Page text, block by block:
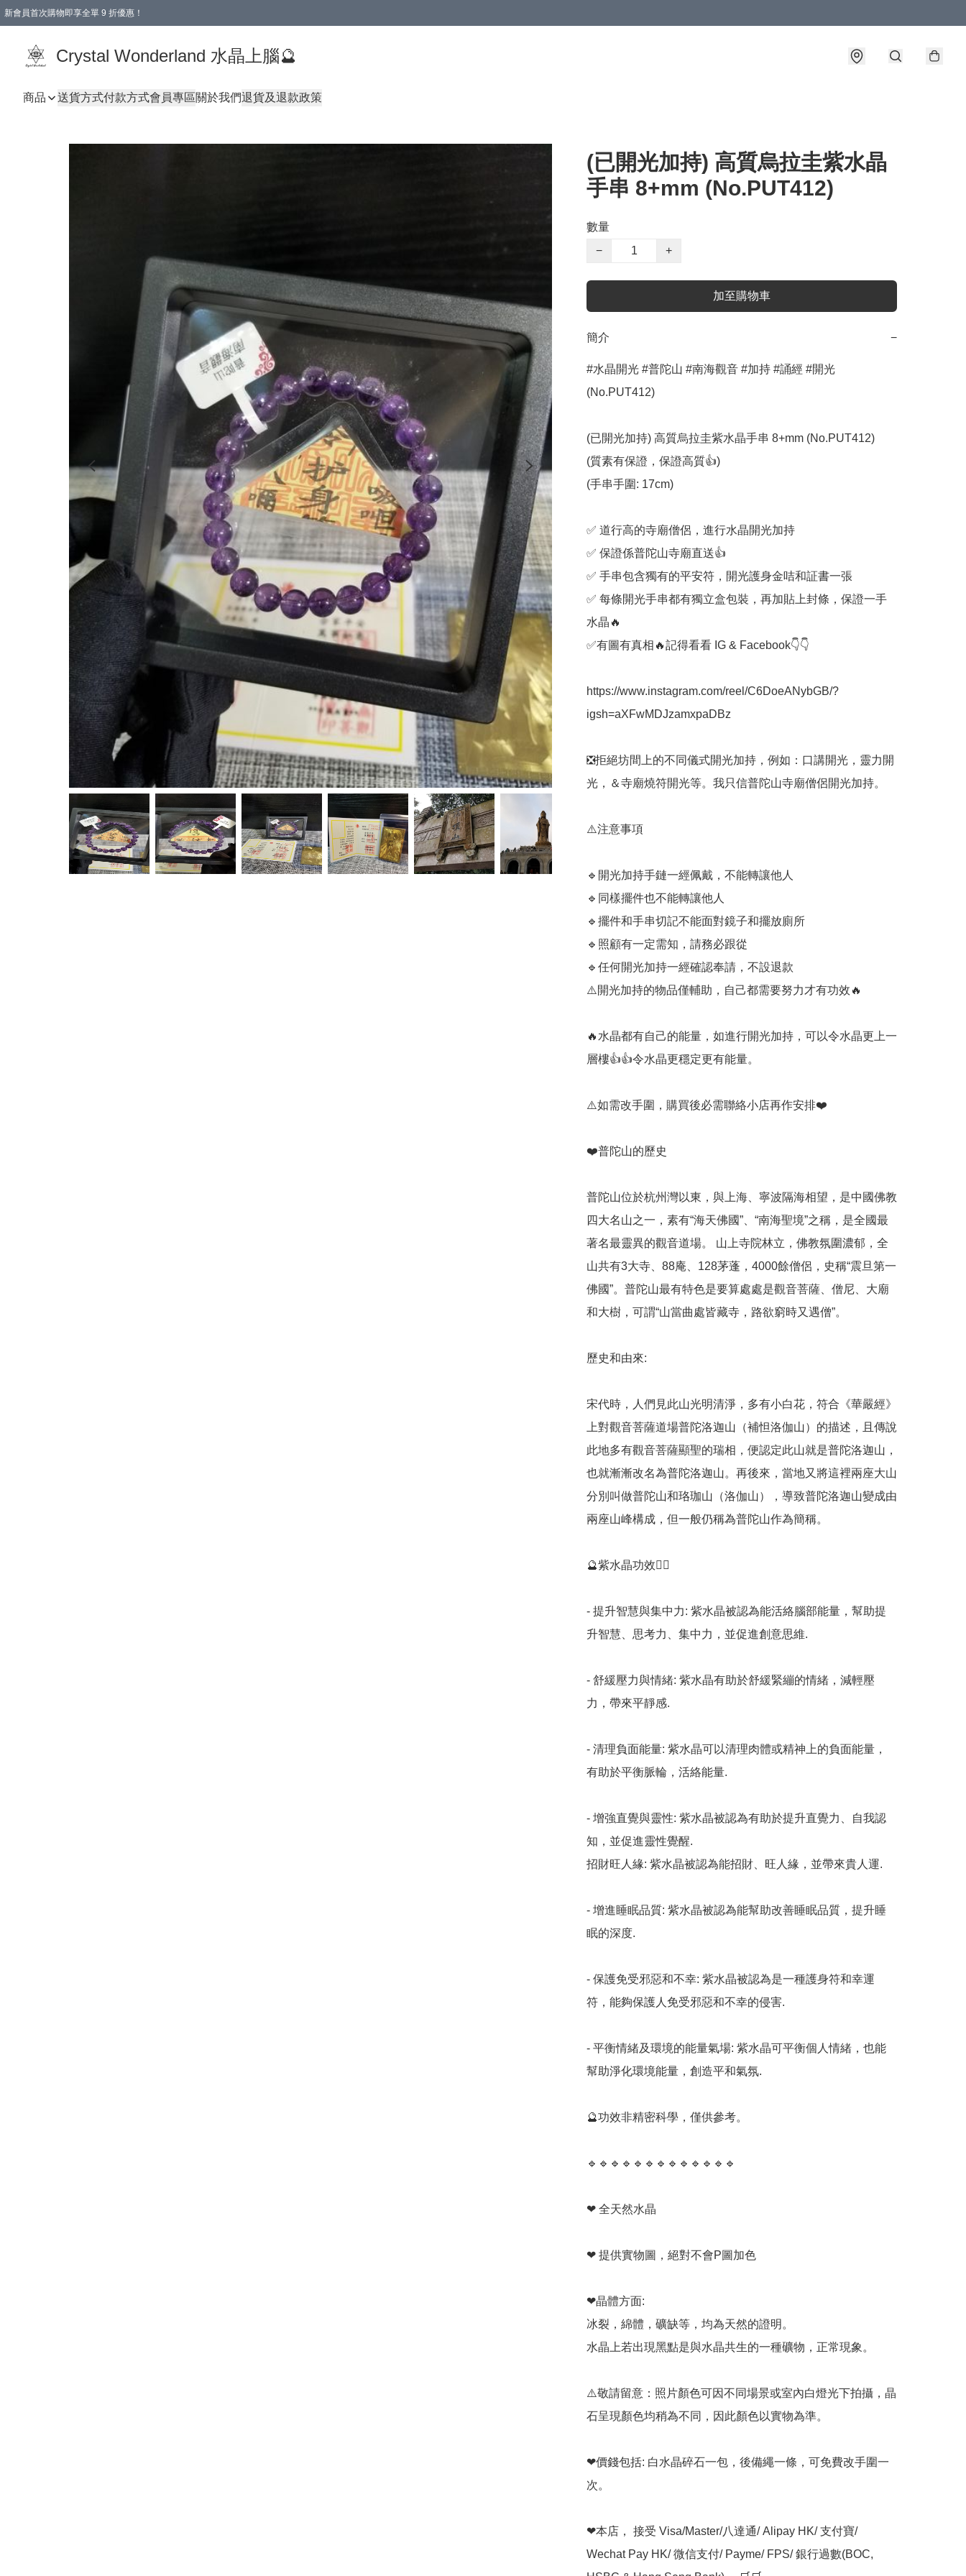
新會員首次購物即享全單 9 折優惠！
Crystal Wonderland 水晶上腦🔮
商品 送貨方式付款方式會員專區關於我們退貨及退款政策
(已開光加持) 高質烏拉圭紫水晶
手串 8+mm (No.PUT412)
數量
−
+
加至購物車
簡介 −
#水晶開光 #普陀山 #南海觀音 #加持 #誦經 #開光
(No.PUT412)
(已開光加持) 高質烏拉圭紫水晶手串 8+mm (No.PUT412)
(質素有保證，保證高質👍)
(手串手圍: 17cm)
✅️ 道行高的寺廟僧侶，進行水晶開光加持
✅️ 保證係普陀山寺廟直送👍
✅️ 手串包含獨有的平安符，開光護身金咭和証書一張
✅️ 每條開光手串都有獨立盒包裝，再加貼上封條，保證一手
水晶🔥
✅️有圖有真相🔥記得看看 IG & Facebook👇👇
https://www.instagram.com/reel/C6DoeANybGB/?
igsh=aXFwMDJzamxpaDBz
❎️拒絕坊間上的不同儀式開光加持，例如：口講開光，靈力開
光，＆寺廟燒符開光等。我只信普陀山寺廟僧侶開光加持。
⚠️注意事項
🔹️開光加持手鏈一經佩戴，不能轉讓他人
🔹️同樣擺件也不能轉讓他人
🔹️擺件和手串切記不能面對鏡子和擺放廁所
🔹️照顧有一定需知，請務必跟從
🔹️任何開光加持一經確認奉請，不設退款
⚠️開光加持的物品僅輔助，自己都需要努力才有功效🔥
🔥水晶都有自己的能量，如進行開光加持，可以令水晶更上一
層樓👍👍令水晶更穩定更有能量。
⚠️如需改手圍，購買後必需聯絡小店再作安排❤️
❤️普陀山的歷史
普陀山位於杭州灣以東，與上海、寧波隔海相望，是中國佛教
四大名山之一，素有“海天佛國”、“南海聖境”之稱，是全國最
著名最靈異的觀音道場。 山上寺院林立，佛教氛圍濃郁，全
山共有3大寺、88庵、128茅蓬，4000餘僧侶，史稱“震旦第一
佛國”。普陀山最有特色是要算處處是觀音菩薩、僧尼、大廟
和大樹，可謂“山當曲處皆藏寺，路欲窮時又遇僧”。
歷史和由來:
宋代時，人們見此山光明清淨，多有小白花，符合《華嚴經》
上對觀音菩薩道場普陀洛迦山（補怛洛伽山）的描述，且傳說
此地多有觀音菩薩顯聖的瑞相，便認定此山就是普陀洛迦山，
也就漸漸改名為普陀洛迦山。再後來，當地又將這裡兩座大山
分別叫做普陀山和珞珈山（洛伽山），導致普陀洛迦山變成由
兩座山峰構成，但一般仍稱為普陀山作為簡稱。
🔮紫水晶功效💁‍♀️
- 提升智慧與集中力: 紫水晶被認為能活絡腦部能量，幫助提
升智慧、思考力、集中力，並促進創意思維.
- 舒緩壓力與情緒: 紫水晶有助於舒緩緊繃的情緒，減輕壓
力，帶來平靜感.
- 清理負面能量: 紫水晶可以清理肉體或精神上的負面能量，
有助於平衡脈輪，活絡能量.
- 增強直覺與靈性: 紫水晶被認為有助於提升直覺力、自我認
知，並促進靈性覺醒.
招財旺人緣: 紫水晶被認為能招財、旺人緣，並帶來貴人運.
- 增進睡眠品質: 紫水晶被認為能幫助改善睡眠品質，提升睡
眠的深度.
- 保護免受邪惡和不幸: 紫水晶被認為是一種護身符和幸運
符，能夠保護人免受邪惡和不幸的侵害.
- 平衡情緒及環境的能量氣場: 紫水晶可平衡個人情緒，也能
幫助淨化環境能量，創造平和氣氛.
🔮功效非精密科學，僅供參考。
🔹️🔹️🔹️🔹️🔹️🔹️🔹️🔹️🔹️🔹️🔹️🔹️🔹️
❤ 全天然水晶
❤ 提供實物圖，絕對不會P圖加色
❤晶體方面:
冰裂，綿體，礦缺等，均為天然的證明。
水晶上若出現黑點是與水晶共生的一種礦物，正常現象。
⚠️敬請留意：照片顏色可因不同場景或室內白燈光下拍攝，晶
石呈現顏色均稍為不同，因此顏色以實物為準。
❤價錢包括: 白水晶碎石一包，後備繩一條，可免費改手圍一
次。
❤本店， 接受 Visa/Master/八達通/ Alipay HK/ 支付寶/
Wechat Pay HK/ 微信支付/ Payme/ FPS/ 銀行過數(BOC,